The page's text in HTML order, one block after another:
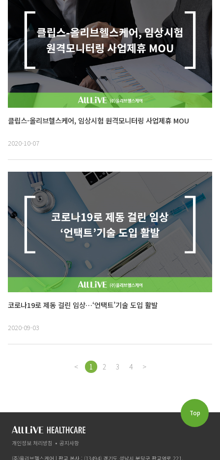
클립스-올리브헬스케어, 임상시험 원격모니터링 사업제휴 MOU
2020-10-07
코로나19로 제동 걸린 임상…‘언택트’기술 도입 활발
2020-09-03
< 1 2 3 4 >
개인정보 처리방침 공지사항
(주)올리브헬스케어 | 판교 본사 : (13494) 경기도 성남시 분당구 판교역로 221,
Top